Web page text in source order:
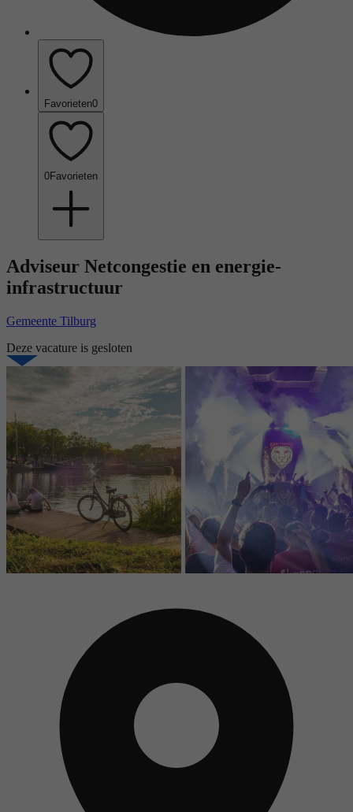
Favorieten0
0Favorieten
Adviseur Netcongestie en energie-
infrastructuur
Gemeente Tilburg
Deze vacature is gesloten